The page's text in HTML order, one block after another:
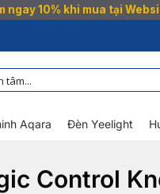
ngay 10% khi mua tại
Aqara Đèn Yeelight
Control